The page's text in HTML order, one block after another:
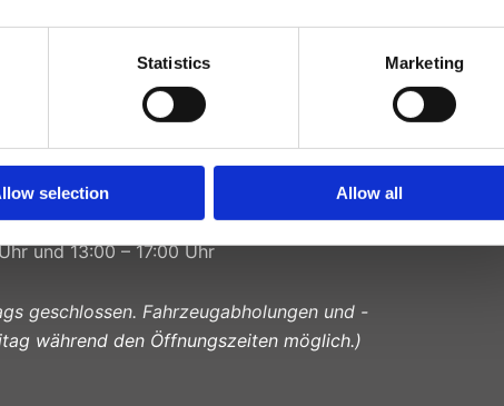
Statistics Marketing
selection Allow all
und 13:00 – 17:00 Uhr
geschlossen. Fahrzeugabholungen und -
während den Öffnungszeiten möglich.)